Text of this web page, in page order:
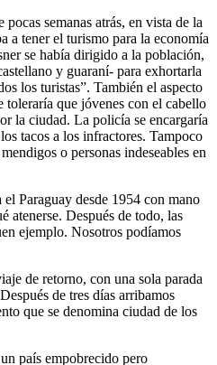
semanas atrás, en vista de la
a tener el turismo para la economía
se había dirigido a la población,
y guaraní- para exhortarla
los turistas . También el aspecto
toleraría que jóvenes con el cabello
la ciudad. La policía se encargaría
tacos a los infractores. Tampoco
o personas indeseables en
Paraguay desde 1954 con mano
atenerse. Después de todo, las
ejemplo. Nosotros podíamos
de retorno, con una sola parada
de tres días arribamos
que se denomina ciudad de los
país empobrecido pero